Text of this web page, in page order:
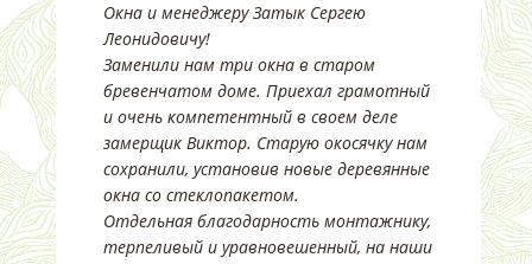
Окна и менеджеру Затык Сергею
Леонидовичу!
Заменили нам три окна в старом
бревенчатом доме. Приехал грамотный
и очень компетентный в своем деле
замерщик Виктор. Старую окосячку нам
сохранили, установив новые деревянные
окна со стеклопакетом.
Отдельная благодарность монтажнику,
терпеливый и уравновешенный, на наши